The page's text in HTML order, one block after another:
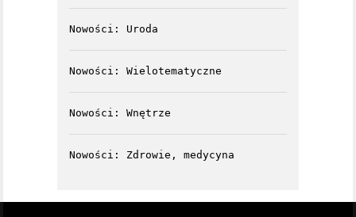
Nowości: Uroda
Nowości: Wielotematyczne
Nowości: Wnętrze
Nowości: Zdrowie, medycyna